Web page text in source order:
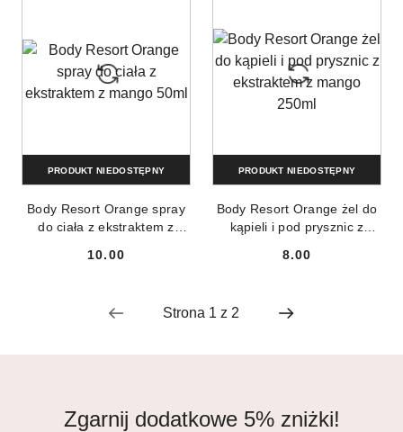
Body Resort Orange spray
do ciała z ekstraktem z
Cena:
10.00
PRODUKT NIEDOSTĘPNY
Body Resort Orange żel do
kąpieli i pod prysznic z
Cena:
8.00
PRODUKT NIEDOSTĘPNY
Zgarnij dodatkowe 5% zniżki!